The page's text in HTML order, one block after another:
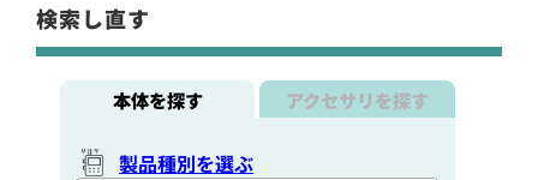
検索し直す
本体を探す アクセサリを探す
製品種別を選ぶ